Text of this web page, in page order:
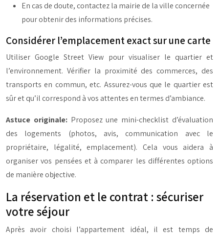
En cas de doute, contactez la mairie de la ville concernée
pour obtenir des informations précises.
Considérer l’emplacement exact sur une carte
Utiliser Google Street View pour visualiser le quartier et
l’environnement. Vérifier la proximité des commerces, des
transports en commun, etc. Assurez-vous que le quartier est
sûr et qu’il correspond à vos attentes en termes d’ambiance.
Astuce originale: Proposez une mini-checklist d’évaluation
des logements (photos, avis, communication avec le
propriétaire, légalité, emplacement). Cela vous aidera à
organiser vos pensées et à comparer les différentes options
de manière objective.
La réservation et le contrat : sécuriser
votre séjour
Après avoir choisi l’appartement idéal, il est temps de